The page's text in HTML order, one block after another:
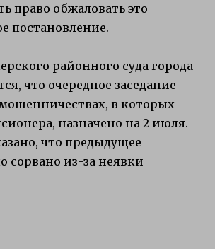
право обжаловать это
постановление.
районного суда города
что очередное заседание
мошенничествах, в которых
назначено на 2 июля.
что предыдущее
сорвано из-за неявки